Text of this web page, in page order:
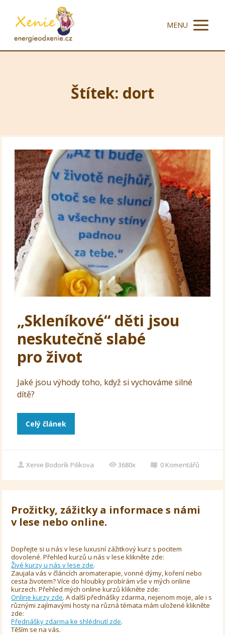
MENU
Štítek: dort
„Skleníkové“ děti jsou
neskutečně slabé
pro život
Jaké jsou výhody toho, když si vychováme silné
dítě?
Celý článek
Xenie Bodorík Pilíkova 3680x 0 Komentářů
Prožitky, zážitky a informace s námi
v lese nebo online.
Dopřejte si u nás v lese luxusní zážitkový kurz s pocitem
dovolené. Přehled kurzů u nás v lese klikněte zde:
Živé kurzy u nás v lese zde.
Zaujala vás v článcích aromaterapie, vonné dýmy, koření nebo
cesta životem? Více do hloubky probírám vše v mých online
kurzech. Přehled mých online kurzů klikněte zde:
Online kurzy zde. A další přednášky zdarma, nejenom moje, ale i s
různými zajímavými hosty na různá témata mám uložené klikněte
zde:
Přednášky zdarma ke shlédnutí zde.
Těším se na vás.